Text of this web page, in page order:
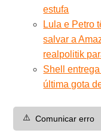
estufa
Lula e Petro
salvar a
realpolitik
Shell
última gota
⚠️ Comunicar erro